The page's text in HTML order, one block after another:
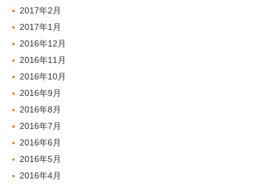
2017年2月
2017年1月
2016年12月
2016年11月
2016年10月
2016年9月
2016年8月
2016年7月
2016年6月
2016年5月
2016年4月